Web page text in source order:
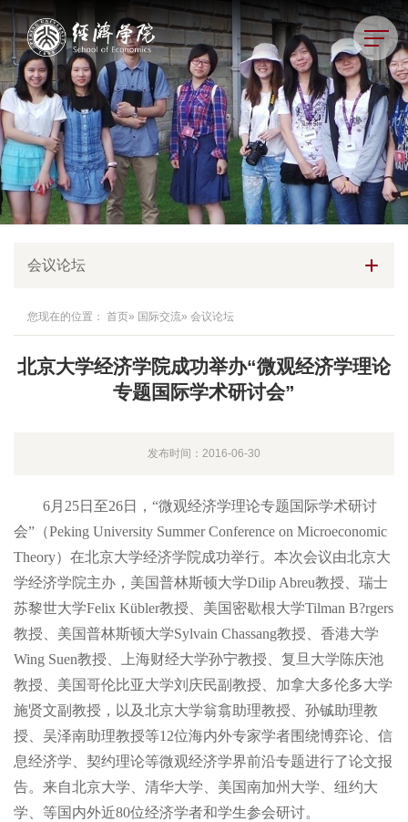
会议论坛
您现在的位置： 首页» 国际交流» 会议论坛
北京大学经济学院成功举办“微观经济学理论
专题国际学术研讨会”
发布时间：2016-06-30
6月25日至26日，“微观经济学理论专题国际学术研讨
会”（Peking University Summer Conference on Microeconomic
Theory）在北京大学经济学院成功举行。本次会议由北京大
学经济学院主办，美国普林斯顿大学Dilip Abreu教授、瑞士
苏黎世大学Felix Kübler教授、美国密歇根大学Tilman B?rgers
教授、美国普林斯顿大学Sylvain Chassang教授、香港大学
Wing Suen教授、上海财经大学孙宁教授、复旦大学陈庆池
教授、美国哥伦比亚大学刘庆民副教授、加拿大多伦多大学
施贤文副教授，以及北京大学翁翕助理教授、孙铖助理教
授、吴泽南助理教授等12位海内外专家学者围绕博弈论、信
息经济学、契约理论等微观经济学界前沿专题进行了论文报
告。来自北京大学、清华大学、美国南加州大学、纽约大
学、等国内外近80位经济学者和学生参会研讨。